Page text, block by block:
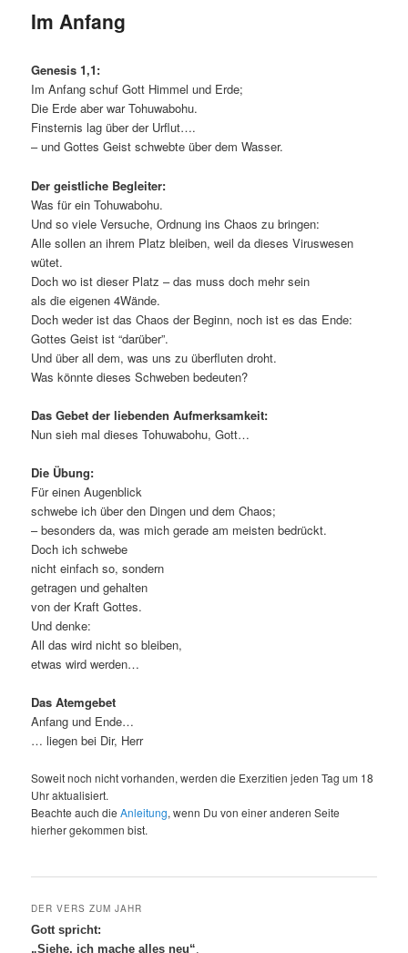
Im Anfang
Genesis 1,1:
Im Anfang schuf Gott Himmel und Erde;
Die Erde aber war Tohuwabohu.
Finsternis lag über der Urflut….
– und Gottes Geist schwebte über dem Wasser.
Der geistliche Begleiter:
Was für ein Tohuwabohu.
Und so viele Versuche, Ordnung ins Chaos zu bringen:
Alle sollen an ihrem Platz bleiben, weil da dieses Viruswesen
wütet.
Doch wo ist dieser Platz – das muss doch mehr sein
als die eigenen 4Wände.
Doch weder ist das Chaos der Beginn, noch ist es das Ende:
Gottes Geist ist “darüber”.
Und über all dem, was uns zu überfluten droht.
Was könnte dieses Schweben bedeuten?
Das Gebet der liebenden Aufmerksamkeit:
Nun sieh mal dieses Tohuwabohu, Gott…
Die Übung:
Für einen Augenblick
schwebe ich über den Dingen und dem Chaos;
– besonders da, was mich gerade am meisten bedrückt.
Doch ich schwebe
nicht einfach so, sondern
getragen und gehalten
von der Kraft Gottes.
Und denke:
All das wird nicht so bleiben,
etwas wird werden…
Das Atemgebet
Anfang und Ende…
… liegen bei Dir, Herr
Soweit noch nicht vorhanden, werden die Exerzitien jeden Tag um 18
Uhr aktualisiert.
Beachte auch dieAnleitung, wenn Du von einer anderen Seite
hierher gekommen bist.
DER VERS ZUM JAHR
Gott spricht:
„Siehe, ich mache alles neu“.